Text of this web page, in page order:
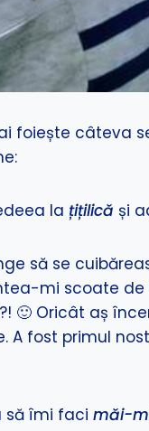
foiește câteva
la țițilică și
să se
mi scoate
🙂 Oricât aș
A fost primul
să îmi faci măi-